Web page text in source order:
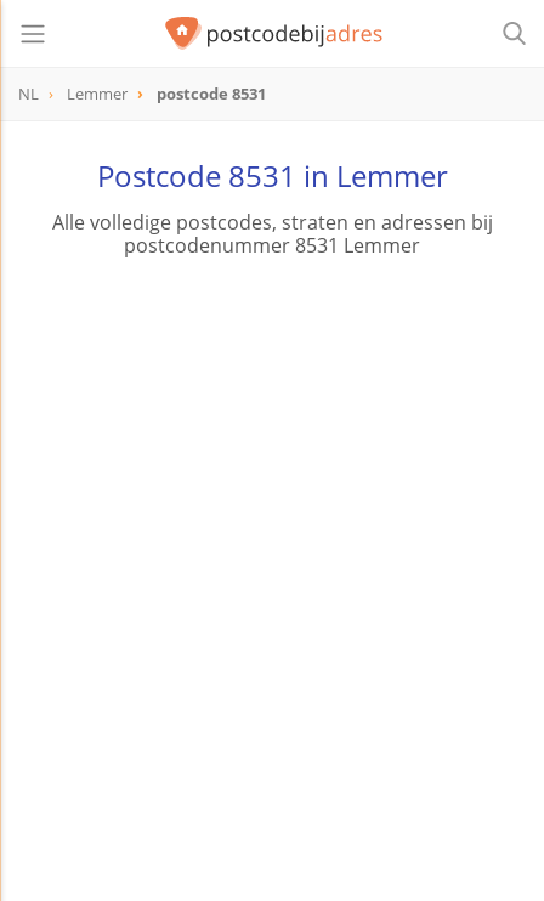
NL Lemmer postcode 8531
Postcode 8531 in Lemmer
Alle volledige postcodes, straten en adressen bij
postcodenummer 8531 Lemmer